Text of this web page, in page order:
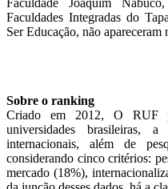
Faculdade Joaquim
Faculdades Integradas do
Ser Educação, não
Sobre o ranking
Criado em 2012, O RUF
universidades brasileiras,
internacionais, além de
considerando cinco critérios:
mercado (18%),